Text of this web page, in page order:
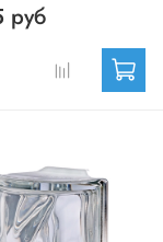
руб